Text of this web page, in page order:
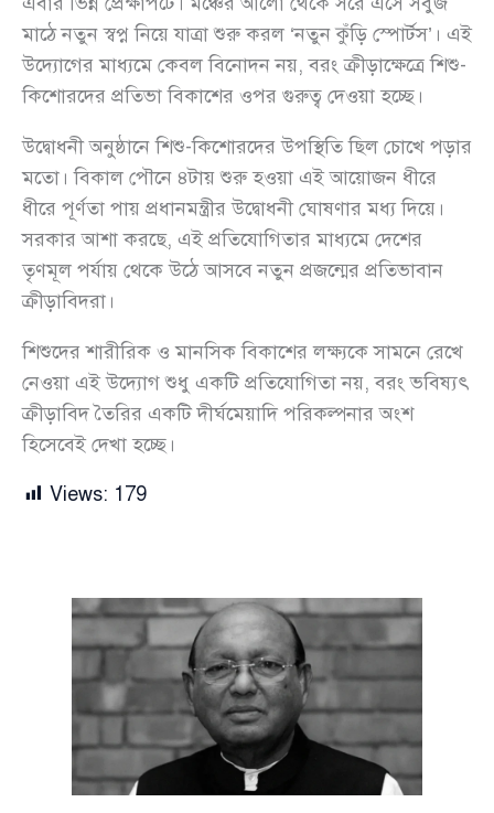
মাঠে নতুন স্বপ্ন নিয়ে যাত্রা শুরু করল ‘নতুন কুঁড়ি স্পোর্টস’। এই
উদ্যোগের মাধ্যমে কেবল বিনোদন নয়, বরং ক্রীড়াক্ষেত্রে শিশু-
কিশোরদের প্রতিভা বিকাশের ওপর গুরুত্ব দেওয়া হচ্ছে।
উদ্বোধনী অনুষ্ঠানে শিশু-কিশোরদের উপস্থিতি ছিল চোখে পড়ার
মতো। বিকাল পৌনে ৪টায় শুরু হওয়া এই আয়োজন ধীরে
ধীরে পূর্ণতা পায় প্রধানমন্ত্রীর উদ্বোধনী ঘোষণার মধ্য দিয়ে।
সরকার আশা করছে, এই প্রতিযোগিতার মাধ্যমে দেশের
তৃণমূল পর্যায় থেকে উঠে আসবে নতুন প্রজন্মের প্রতিভাবান
ক্রীড়াবিদরা।
শিশুদের শারীরিক ও মানসিক বিকাশের লক্ষ্যকে সামনে রেখে
নেওয়া এই উদ্যোগ শুধু একটি প্রতিযোগিতা নয়, বরং ভবিষ্যৎ
ক্রীড়াবিদ তৈরির একটি দীর্ঘমেয়াদি পরিকল্পনার অংশ
হিসেবেই দেখা হচ্ছে।
Views: 179